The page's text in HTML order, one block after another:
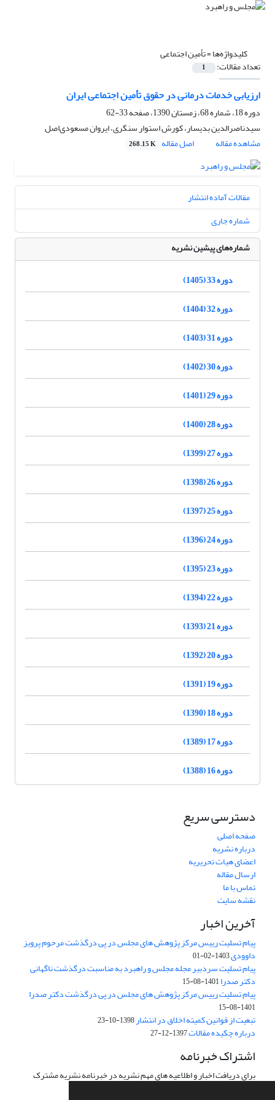
کلیدواژه‌ها =تأمین اجتماعی
تعداد مقالات: 1
ارزیابی خدمات درمانی در حقوق تأمین اجتماعی ایران
دوره 18، شماره 68، زمستان 1390، صفحه
33-62
سیدناصرالدین بدیسار، کورش استوار سنگری، ایروان مسعودی‌اصل
مشاهده مقاله
اصل مقاله 268.15 K
مقالات آماده انتشار
شماره جاری
شماره‌های پیشین نشریه
دوره 33 (1405)
دوره 32 (1404)
دوره 31 (1403)
دوره 30 (1402)
دوره 29 (1401)
دوره 28 (1400)
دوره 27 (1399)
دوره 26 (1398)
دوره 25 (1397)
دوره 24 (1396)
دوره 23 (1395)
دوره 22 (1394)
دوره 21 (1393)
دوره 20 (1392)
دوره 19 (1391)
دوره 18 (1390)
دوره 17 (1389)
دوره 16 (1388)
دسترسی سریع
صفحه اصلی
درباره نشریه
اعضای هیات تحریریه
ارسال مقاله
تماس با ما
نقشه سایت
آخرین اخبار
پیام تسلیت رییس مرکز پژوهش های مجلس در پی درگذشت مرحوم پرویز
داوودی1403-02-01
پیام تسلیت سردبیر مجله مجلس و راهبرد به مناسبت درگذشت ناگهانی
دکتر صدرا1401-08-15
پیام تسلیت رییس مرکز پژوهش های مجلس در پی درگذشت دکتر صدرا
1401-08-15
تبعیت از قوانین کمیته اخلاق در انتشار1398-10-23
درباره چکیده مقالات1397-12-27
اشتراک خبرنامه
برای دریافت اخبار و اطلاعیه های مهم نشریه در خبرنامه نشریه مشترک